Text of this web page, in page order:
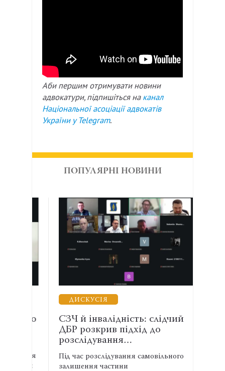
Аби першим отримувати новини
адвокатури, підпишіться на канал
Національної асоціації адвокатів
України у Telegram.
ПОПУЛЯРНІ НОВИНИ
ДИСКУСІЯ
СЗЧ й інвалідність: слідчий
ДБР розкрив підхід до
розслідування…
Під час розслідування самовільного
залишення частини